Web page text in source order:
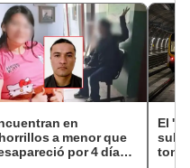
en
a menor que
por 4 días
El